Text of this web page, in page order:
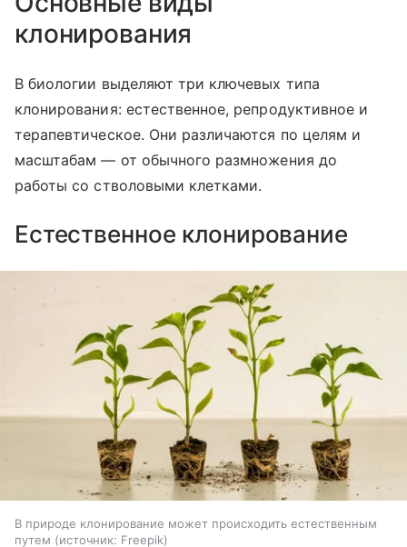
клонирования
В биологии выделяют три ключевых типа
клонирования: естественное, репродуктивное и
терапевтическое. Они различаются по целям и
масштабам — от обычного размножения до
работы со стволовыми клетками.
Естественное клонирование
В природе клонирование может происходить естественным
путем
источник: Freepik